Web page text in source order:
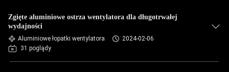
Zgięte aluminiowe ostrza wentylatora dla długotrwałej
wydajności
Aluminiowe łopatki wentylatora
2024-02-06
31 poglądy